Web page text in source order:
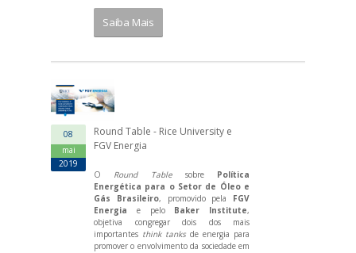
Saiba Mais
08
mai
2019
Round Table - Rice University e
FGV Energia
O Round Table sobre Política
Energética para o Setor de Óleo e
Gás Brasileiro, promovido pela FGV
Energia e pelo Baker Institute,
objetiva congregar dois dos mais
importantes think tanks de energia para
promover o envolvimento da sociedade em